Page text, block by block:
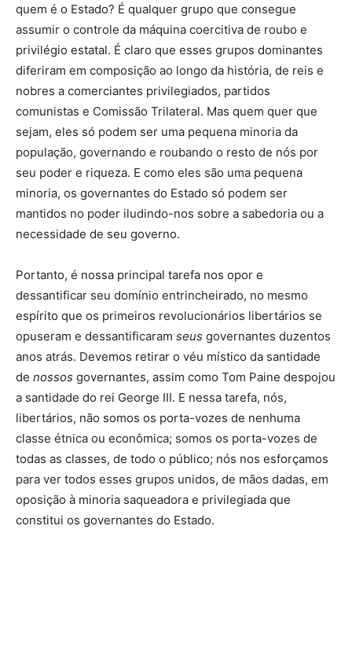
quem é o Estado? É qualquer grupo que consegue
assumir o controle da máquina coercitiva de roubo e
privilégio estatal. É claro que esses grupos dominantes
diferiram em composição ao longo da história, de reis e
nobres a comerciantes privilegiados, partidos
comunistas e Comissão Trilateral. Mas quem quer que
sejam, eles só podem ser uma pequena minoria da
população, governando e roubando o resto de nós por
seu poder e riqueza. E como eles são uma pequena
minoria, os governantes do Estado só podem ser
mantidos no poder iludindo-nos sobre a sabedoria ou a
necessidade de seu governo.
Portanto, é nossa principal tarefa nos opor e
dessantificar seu domínio entrincheirado, no mesmo
espírito que os primeiros revolucionários libertários se
opuseram e dessantificaram seus governantes duzentos
anos atrás. Devemos retirar o véu místico da santidade
de nossos governantes, assim como Tom Paine despojou
a santidade do rei George III. E nessa tarefa, nós,
libertários, não somos os porta-vozes de nenhuma
classe étnica ou econômica; somos os porta-vozes de
todas as classes, de todo o público; nós nos esforçamos
para ver todos esses grupos unidos, de mãos dadas, em
oposição à minoria saqueadora e privilegiada que
constitui os governantes do Estado.